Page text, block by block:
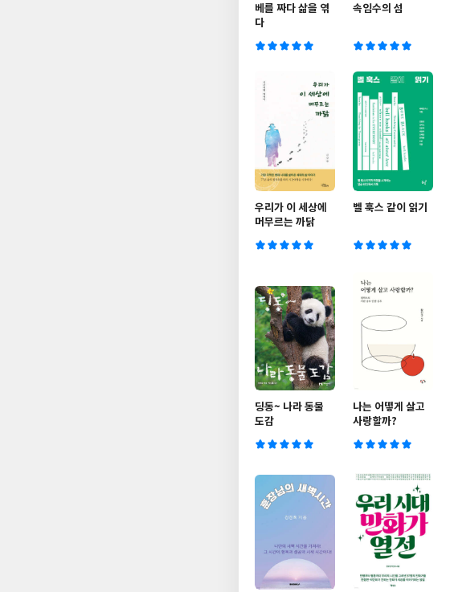
베를 짜다 삶을 엮
다
속임수의 섬
우리가 이 세상에
머무르는 까닭
벨 훅스 같이 읽기
딩동~ 나라 동물
도감
나는 어떻게 살고
사랑할까?